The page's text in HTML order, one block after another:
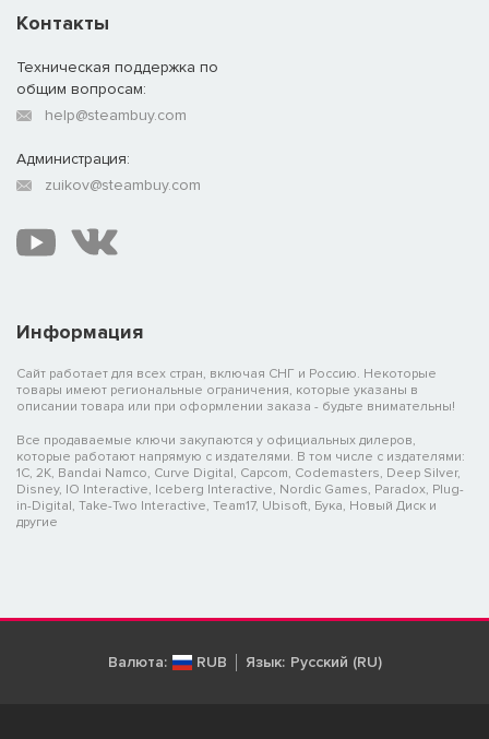
Информация
Сайт работает для всех стран, включая СНГ и Россию. Некоторые
товары имеют региональные ограничения, которые указаны в
описании товара или при оформлении заказа - будьте внимательны!
Все продаваемые ключи закупаются у официальных дилеров,
которые работают напрямую с издателями. В том числе с издателями:
1C, 2K, Bandai Namco, Curve Digital, Capcom, Codemasters, Deep Silver,
Disney, IO Interactive, Iceberg Interactive, Nordic Games, Paradox, Plug-
in-Digital, Take-Two Interactive, Team17, Ubisoft, Бука, Новый Диск и
другие
Контакты
Техническая поддержка по
общим вопросам:
help@steambuy.com
Администрация:
zuikov@steambuy.com
Валюта: RUB Язык: Русский (RU)